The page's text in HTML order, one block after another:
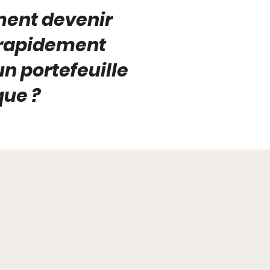
devenir
portefeuille
?